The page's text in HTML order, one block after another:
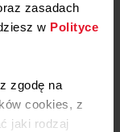
zasadach
w Polityce
zgodę na
cookies, z
jaki rodzaj